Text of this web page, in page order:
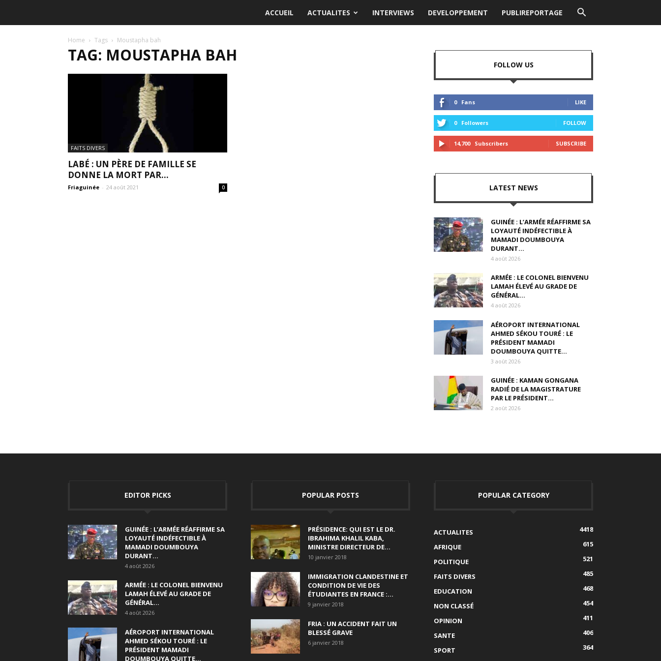
ACCUEIL ACTUALITES INTERVIEWS DEVELOPPEMENT PUBLIREPORTAGE
Home Tags Moustapha bah
TAG: MOUSTAPHA BAH
FAITS DIVERS
LABÉ : UN PÈRE DE FAMILLE SE
DONNE LA MORT PAR...
Friaguinée - 24 août 2021 0
FOLLOW US
0 Fans LIKE
0 Followers FOLLOW
14,700 Subscribers SUBSCRIBE
LATEST NEWS
GUINÉE : L’ARMÉE RÉAFFIRME SA
LOYAUTÉ INDÉFECTIBLE À
MAMADI DOUMBOUYA
DURANT...
4 août 2026
ARMÉE : LE COLONEL BIENVENU
LAMAH ÉLEVÉ AU GRADE DE
GÉNÉRAL...
4 août 2026
AÉROPORT INTERNATIONAL
AHMED SÉKOU TOURÉ : LE
PRÉSIDENT MAMADI
DOUMBOUYA QUITTE...
3 août 2026
GUINÉE : KAMAN GONGANA
RADIÉ DE LA MAGISTRATURE
PAR LE PRÉSIDENT...
2 août 2026
EDITOR PICKS
GUINÉE : L’ARMÉE RÉAFFIRME SA
LOYAUTÉ INDÉFECTIBLE À
MAMADI DOUMBOUYA
DURANT...
4 août 2026
ARMÉE : LE COLONEL BIENVENU
LAMAH ÉLEVÉ AU GRADE DE
GÉNÉRAL...
4 août 2026
AÉROPORT INTERNATIONAL
AHMED SÉKOU TOURÉ : LE
PRÉSIDENT MAMADI
DOUMBOUYA QUITTE...
POPULAR POSTS
PRÉSIDENCE: QUI EST LE DR.
IBRAHIMA KHALIL KABA,
MINISTRE DIRECTEUR DE...
10 janvier 2018
IMMIGRATION CLANDESTINE ET
CONDITION DE VIE DES
ÉTUDIANTES EN FRANCE :...
9 janvier 2018
FRIA : UN ACCIDENT FAIT UN
BLESSÉ GRAVE
6 janvier 2018
POPULAR CATEGORY
ACTUALITES
4418
AFRIQUE
615
POLITIQUE
521
FAITS DIVERS
485
EDUCATION
468
NON CLASSÉ
454
OPINION
411
SANTE
406
SPORT
364